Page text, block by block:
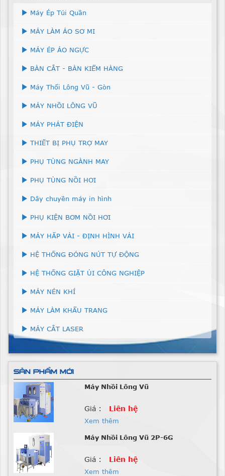
Máy Ép Túi Quần
MÁY LÀM ÁO SƠ MI
MÁY ÉP ÁO NGỰC
BÀN CẮT - BÀN KIỂM HÀNG
Máy Thổi Lông Vũ - Gòn
MÁY NHỒI LÔNG VŨ
MÁY PHÁT ĐIỆN
THIẾT BỊ PHỤ TRỢ MAY
PHỤ TÙNG NGÀNH MAY
PHỤ TÙNG NỒI HƠI
Dây chuyền máy in hình
PHỤ KIỆN BƠM NỒI HƠI
MÁY HẤP VẢI - ĐỊNH HÌNH VẢI
HỆ THỐNG ĐÓNG NÚT TỰ ĐỘNG
HỆ THỐNG GIẶT ỦI CÔNG NGHIỆP
MÁY NÉN KHÍ
MÁY LÀM KHẨU TRANG
MÁY CẮT LASER
SẢN PHẨM MỚI
Máy Nhồi Lông Vũ
Giá : Liên hệ
Xem thêm
Máy Nhồi Lông Vũ 2P-6G
Giá : Liên hệ
Xem thêm